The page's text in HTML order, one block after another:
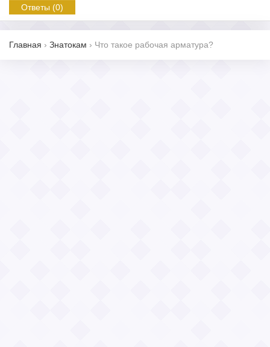
Ответы (0)
Главная › Знатокам › Что такое рабочая арматура?